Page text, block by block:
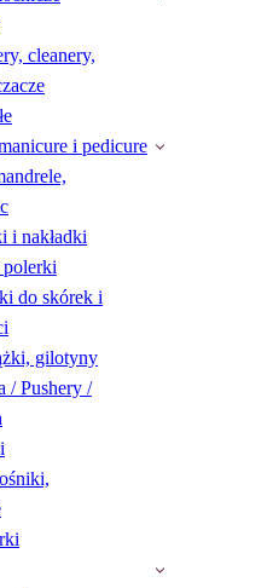
cleanery,
i pedicure
i nakładki
do skórek i
gilotyny
/ Pushery /